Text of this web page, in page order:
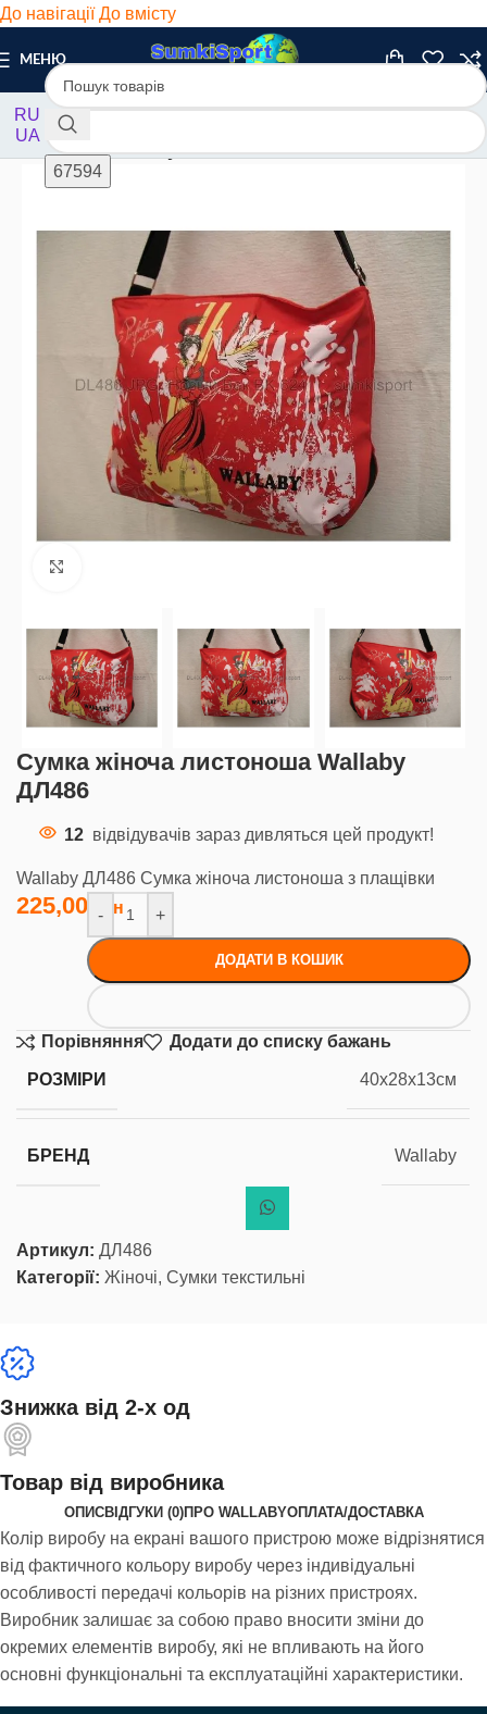
До навігаціїДо вмісту
МЕНЮ
RU
UA
Головна/ Жіночі/ Сумки текстильні
Сумка жіноча листоноша Wallaby
ДЛ486
12 відвідувачів зараз дивляться цей продукт!
Wallaby ДЛ486 Сумка жіноча листоноша з плащівки
225,00 - +
ДОДАТИ В КОШИК
Порівняння Додати до списку бажань
РОЗМІРИ 40x28x13см
БРЕНД Wallaby
Артикул: ДЛ486
Категорії: Жіночі, Сумки текстильні
Знижка від 2-х од
Товар від виробника
ОПИСВІДГУКИ (0)ПРО WALLABYОПЛАТА/ДОСТАВКА
Колір виробу на екрані вашого пристрою може відрізнятися
від фактичного кольору виробу через індивідуальні
особливості передачі кольорів на різних пристроях.
Виробник залишає за собою право вносити зміни до
окремих елементів виробу, які не впливають на його
основні функціональні та експлуатаційні характеристики.